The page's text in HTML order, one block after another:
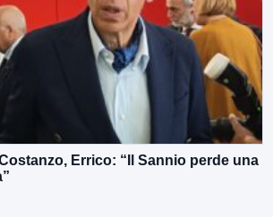
Errico: “Il Sannio perde una